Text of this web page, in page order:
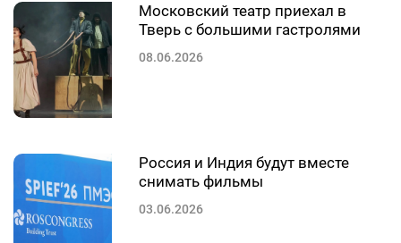
Московский театр приехал в
Тверь с большими гастролями
08.06.2026
Россия и Индия будут вместе
снимать фильмы
03.06.2026